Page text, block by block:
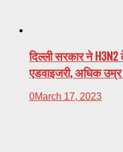
दिल्ली सरकार ने
एडवाइजरी, अधिक उम्र
0March 17, 2023